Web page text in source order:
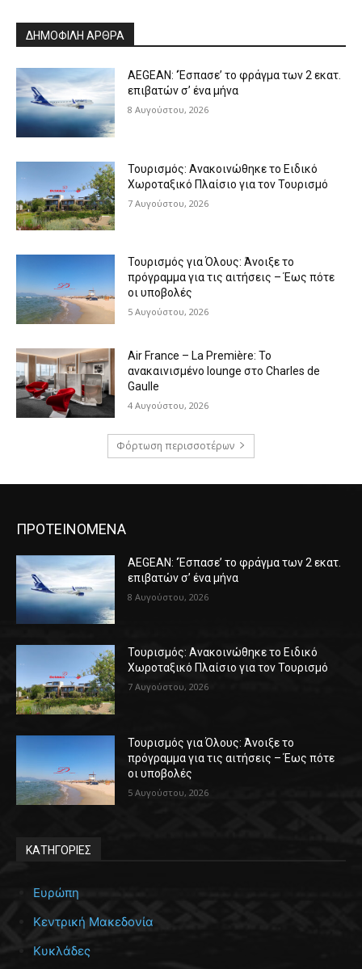
ΔΗΜΟΦΙΛΗ ΑΡΘΡΑ
AEGEAN: ‘Έσπασε’ το φράγμα των 2 εκατ.
επιβατών σ’ ένα μήνα
8 Αυγούστου, 2026
Τουρισμός: Ανακοινώθηκε το Ειδικό
Χωροταξικό Πλαίσιο για τον Τουρισμό
7 Αυγούστου, 2026
Τουρισμός για Όλους: Άνοιξε το
πρόγραμμα για τις αιτήσεις – Έως πότε
οι υποβολές
5 Αυγούστου, 2026
Air France – La Première: Το
ανακαινισμένο lounge στο Charles de
Gaulle
4 Αυγούστου, 2026
Φόρτωση περισσοτέρων
ΠΡΟΤΕΙΝΟΜΕΝΑ
AEGEAN: ‘Έσπασε’ το φράγμα των 2 εκατ.
επιβατών σ’ ένα μήνα
8 Αυγούστου, 2026
Τουρισμός: Ανακοινώθηκε το Ειδικό
Χωροταξικό Πλαίσιο για τον Τουρισμό
7 Αυγούστου, 2026
Τουρισμός για Όλους: Άνοιξε το
πρόγραμμα για τις αιτήσεις – Έως πότε
οι υποβολές
5 Αυγούστου, 2026
ΚΑΤΗΓΟΡΙΕΣ
Ευρώπη
Κεντρική Μακεδονία
Κυκλάδες